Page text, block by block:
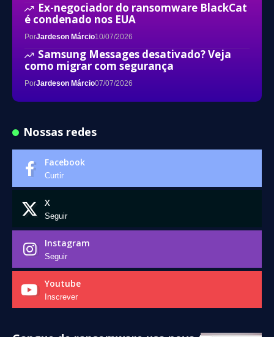
Ex-negociador do ransomware BlackCat
é condenado nos EUA
PorJardeson Márcio10/07/2026
Samsung Messages desativado? Veja
como migrar com segurança
PorJardeson Márcio07/07/2026
Nossas redes
Facebook
Curtir
X
Seguir
Instagram
Seguir
Youtube
Inscrever